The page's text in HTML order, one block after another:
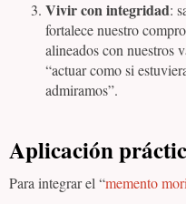
Vivir con integridad:
fortalece nuestro
alineados con nuestros
“actuar como si
admiramos”.
Aplicación
Para integrar el “memento